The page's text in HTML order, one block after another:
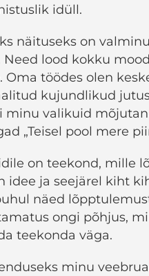
idüll.
näituseks on
Need lood kokku
Oma töödes olen
kujundlikud
minu valikuid
„Teisel pool mere
on teekond, mille
idee ja seejärel kiht
näed
ongi põhjus,
teekonda väga.
minu